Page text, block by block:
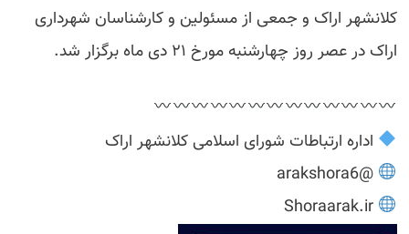
کلانشهر اراک و جمعی از مسئولین و کارشناسان شهرداری
اراک در عصر روز چهارشنبه مورخ ۲۱ دی ماه برگزار شد.
اداره ارتباطات شورای اسلامی کلانشهر اراک
@arakshora6
Shoraarak.ir